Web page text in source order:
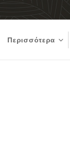
Περισσότερα